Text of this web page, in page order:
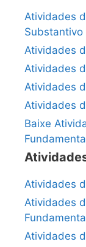
Atividades
Substantivo
Atividades
Atividades
Atividades
Atividades
Baixe
Atividades
Atividades
Atividades